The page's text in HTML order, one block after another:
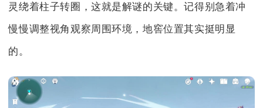
灵绕着柱子转圈，这就是解谜的关键。记得别急着冲
慢慢调整视角观察周围环境，地窖位置其实挺明显
的。